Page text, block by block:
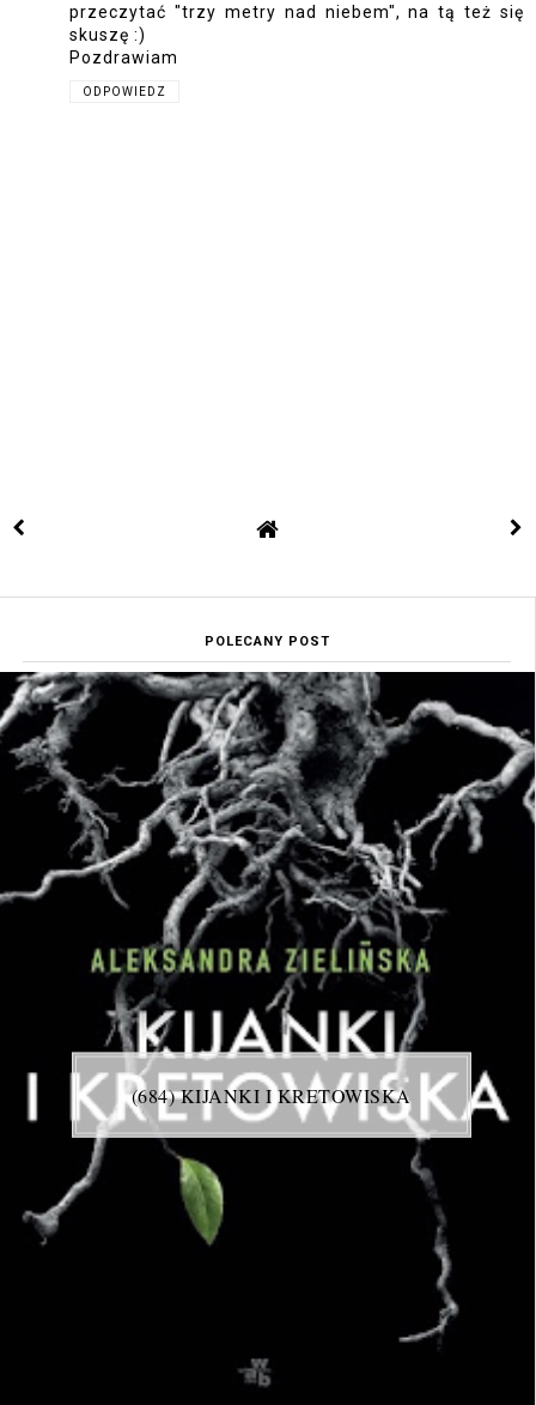
przeczytać "trzy metry nad niebem", na tą też się
skuszę :)
Pozdrawiam
ODPOWIEDZ
POLECANY POST
(684) KIJANKI I KRETOWISKA